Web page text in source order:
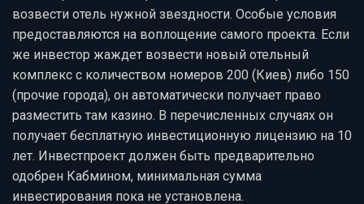
возвести отель нужной звездности. Особые условия
предоставляются на воплощение самого проекта. Если
же инвестор жаждет возвести новый отельный
комплекс с количеством номеров 200 (Киев) либо 150
(прочие города), он автоматически получает право
разместить там казино. В перечисленных случаях он
получает бесплатную инвестиционную лицензию на 10
лет. Инвестпроект должен быть предварительно
одобрен Кабмином, минимальная сумма
инвестирования пока не установлена.